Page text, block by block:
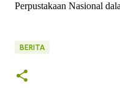
Perpustakaan Nasional
BERITA